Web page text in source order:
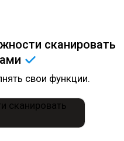
сканировать
свои функции.